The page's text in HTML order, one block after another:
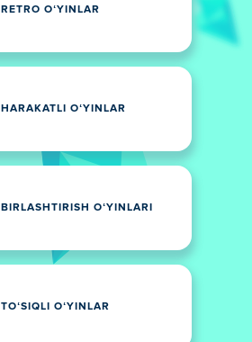
RETRO OʻYINLAR
HARAKATLI OʻYINLAR
BIRLASHTIRISH OʻYINLARI
TOʻSIQLI OʻYINLAR